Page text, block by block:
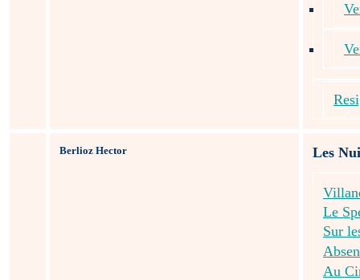
Berlioz Hector Les
Le
Sur
Au